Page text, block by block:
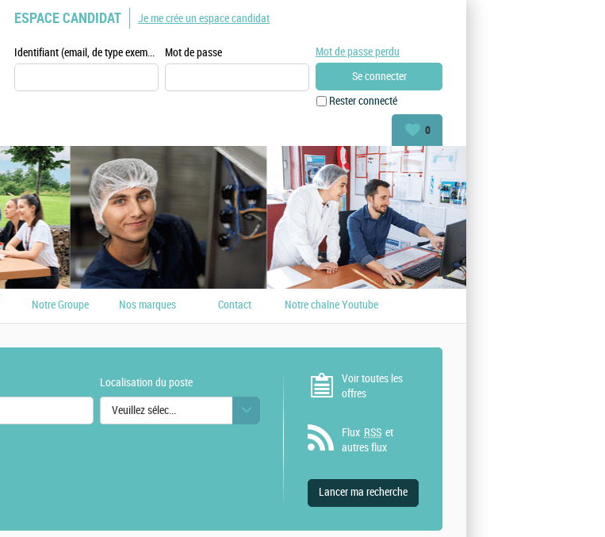
ESPACE CANDIDAT
Identifiant (email, de type exemple@exemple.fr) Mot de passe
Rester connecté
Mot de passe perdu
Je me crée un espace candidat
0
Notre Groupe Nos marques Contact Notre chaîne Youtube
Localisation du poste
Veuillez sélectionner une ou des valeurs
Voir toutes les
offres
Flux RSS et
autres flux